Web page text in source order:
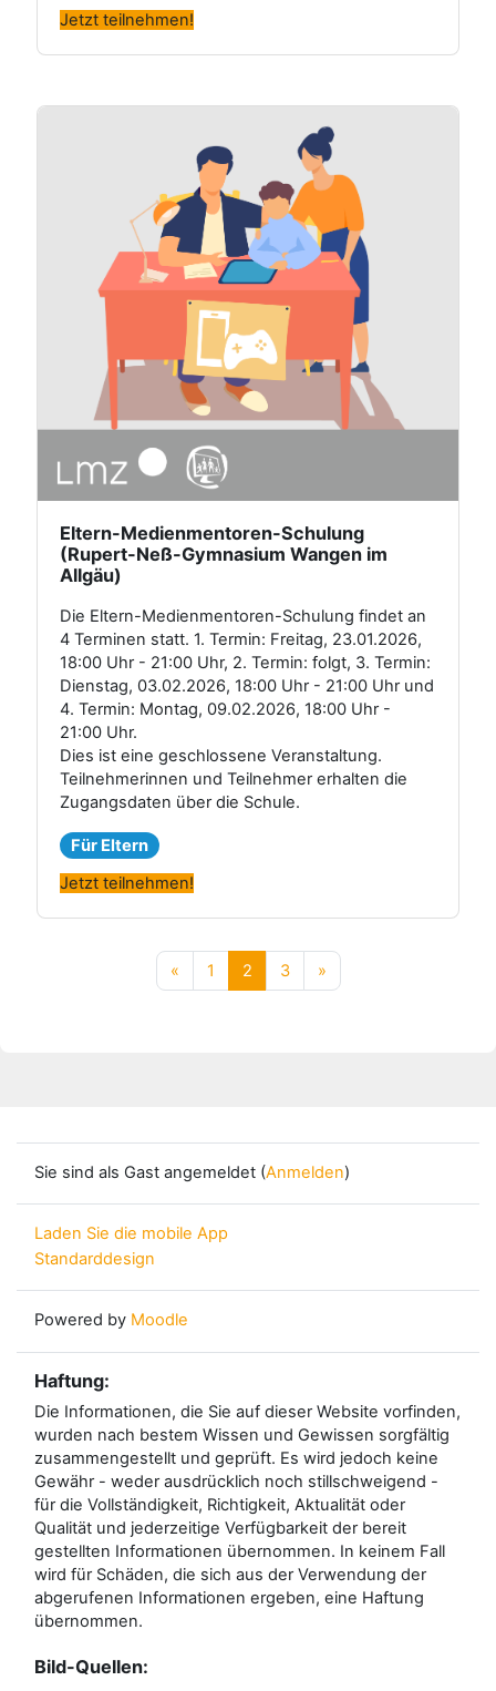
Jetzt teilnehmen!
Eltern-Medienmentoren-Schulung
(Rupert-Neß-Gymnasium Wangen im
Allgäu)
Die Eltern-Medienmentoren-Schulung findet an
4 Terminen statt. 1. Termin: Freitag, 23.01.2026,
18:00 Uhr - 21:00 Uhr, 2. Termin: folgt, 3. Termin:
Dienstag, 03.02.2026, 18:00 Uhr - 21:00 Uhr und
4. Termin: Montag, 09.02.2026, 18:00 Uhr -
21:00 Uhr.
Dies ist eine geschlossene Veranstaltung.
Teilnehmerinnen und Teilnehmer erhalten die
Zugangsdaten über die Schule.
Für Eltern
Jetzt teilnehmen!
«Vorherige Seite
1 Seite 1
2Seite 2
3Seite 3
»Nächste Seite
Sie sind als Gast angemeldet (Anmelden)
Laden Sie die mobile App
Standarddesign
Powered by Moodle
Haftung:
Die Informationen, die Sie auf dieser Website vorfinden,
wurden nach bestem Wissen und Gewissen sorgfältig
zusammengestellt und geprüft. Es wird jedoch keine
Gewähr - weder ausdrücklich noch stillschweigend -
für die Vollständigkeit, Richtigkeit, Aktualität oder
Qualität und jederzeitige Verfügbarkeit der bereit
gestellten Informationen übernommen. In keinem Fall
wird für Schäden, die sich aus der Verwendung der
abgerufenen Informationen ergeben, eine Haftung
übernommen.
Bild-Quellen: